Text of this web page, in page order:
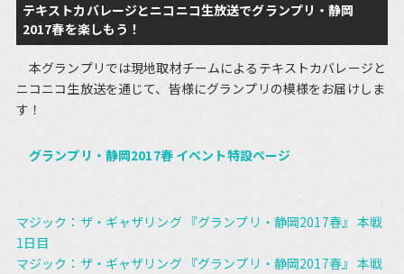
テキストカバレージとニコニコ生放送でグランプリ・静岡
2017春を楽しもう！
本グランプリでは現地取材チームによるテキストカバレージと
ニコニコ生放送を通じて、皆様にグランプリの模様をお届けしま
す！
グランプリ・静岡2017春 イベント特設ページ
マジック：ザ・ギャザリング 『グランプリ・静岡2017春』 本戦
1日目
マジック：ザ・ギャザリング 『グランプリ・静岡2017春』 本戦